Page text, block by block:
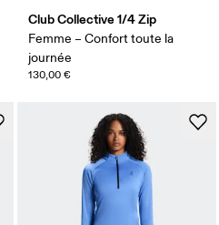
Club Collective 1/4 Zip
Femme – Confort toute la
journée
130,00 €